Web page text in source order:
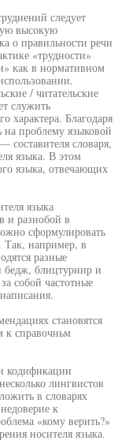
следует
высокую
о правильности речи
«трудности»
как в нормативном
/ читательские
служить
характера. Благодаря
проблему языковой
составителя словаря,
языка. В этом
языка, отвечающих
языка
и разнобой в
сформулировать
Так, например, в
разные
бедж, блицтурнир и
собой частотные
становятся
к справочньм
кодификации
лингвистов
в словарях
к
«кому верить?»
носителя языка.